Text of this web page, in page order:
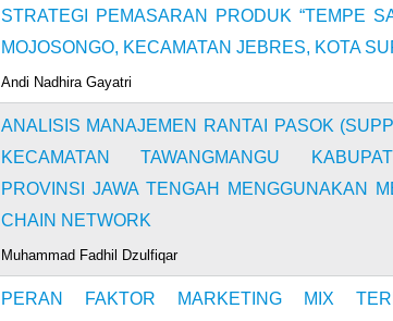
STRATEGI PEMASARAN PRODUK “TEMPE
MOJOSONGO, KECAMATAN JEBRES, KOTA
Andi Nadhira Gayatri
ANALISIS MANAJEMEN RANTAI PASOK
KECAMATAN TAWANGMANGU
PROVINSI JAWA TENGAH MENGGUNAKAN
CHAIN NETWORK
Muhammad Fadhil Dzulfiqar
PERAN FAKTOR MARKETING MIX